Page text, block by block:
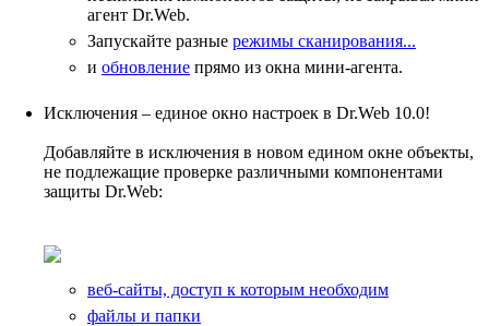
агент Dr.Web.
Запускайте разные режимы сканирования...
и обновление прямо из окна мини-агента.
Исключения – единое окно настроек в Dr.Web 10.0!
Добавляйте в исключения в новом едином окне объекты,
не подлежащие проверке различными компонентами
защиты Dr.Web:
веб-сайты, доступ к которым необходим
файлы и папки